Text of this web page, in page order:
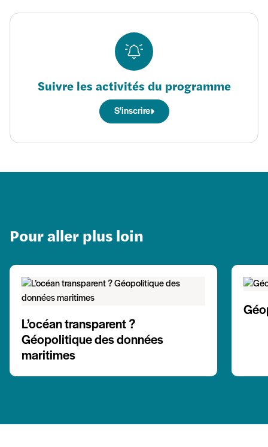
Suivre les activités du programme
S'inscrire
Pour aller plus loin
L’océan transparent ?
Géopolitique des données
maritimes